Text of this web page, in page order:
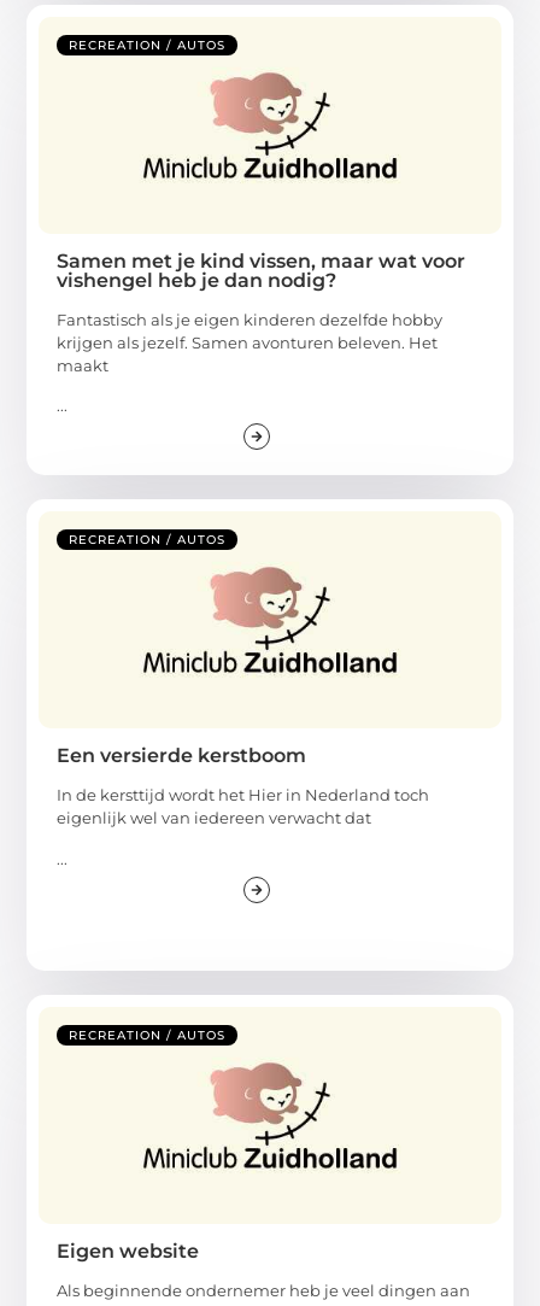
RECREATION / AUTOS
Samen met je kind vissen, maar wat voor
vishengel heb je dan nodig?
Fantastisch als je eigen kinderen dezelfde hobby
krijgen als jezelf. Samen avonturen beleven. Het
maakt
...
RECREATION / AUTOS
Een versierde kerstboom
In de kersttijd wordt het Hier in Nederland toch
eigenlijk wel van iedereen verwacht dat
...
RECREATION / AUTOS
Eigen website
Als beginnende ondernemer heb je veel dingen aan